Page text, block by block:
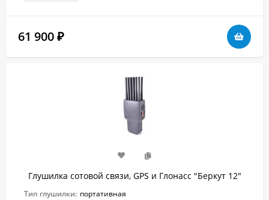
61 900 ₽
Глушилка сотовой связи, GPS и Глонасс "Беркут 12"
Тип глушилки: портативная